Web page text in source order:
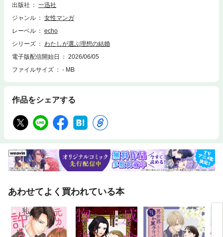
出版社
一迅社
ジャンル
女性マンガ
レーベル
echo
シリーズ
わたしが選ぶ理想の結婚
電子版配信開始日
2026/06/05
ファイルサイズ
- MB
作品をシェアする
あわせてよく買われている本